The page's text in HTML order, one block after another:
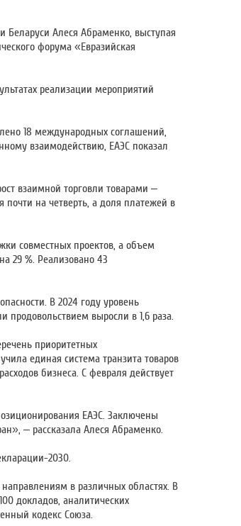
Беларуси Алеся Абраменко, выступая
форума «Евразийская
реализации мероприятий
18 международных соглашений,
взаимодействию, ЕАЭС показал
взаимной торговли товарами –
на четверть, а доля платежей в
совместных проектов, а объем
29 %. Реализовано 43
В 2024 году уровень
продовольствием выросли в 1,6 раза.
приоритетных
единая система транзита товаров
бизнеса. С февраля действует
ЕАЭС. Заключены
– рассказала Алеся Абраменко.
2030.
в различных областях. В
докладов, аналитических
кодекс Союза.